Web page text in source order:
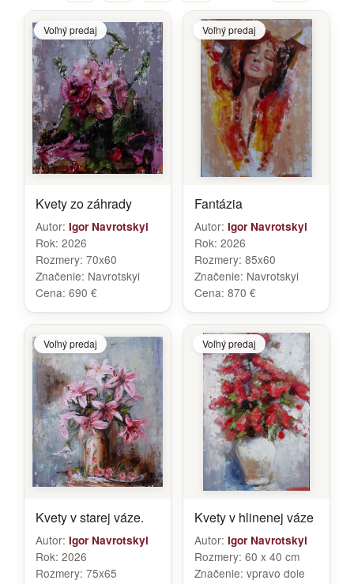
Voľný predaj
Kvety zo záhrady
Autor: Igor Navrotskyi
Rok: 2026
Rozmery: 70x60
Značenie: Navrotskyi
Cena: 690 €
Voľný predaj
Fantázia
Autor: Igor Navrotskyi
Rok: 2026
Rozmery: 85x60
Značenie: Navrotskyi
Cena: 870 €
Voľný predaj
Kvety v starej váze.
Autor: Igor Navrotskyi
Rok: 2026
Rozmery: 75x65
Voľný predaj
Kvety v hlinenej váze
Autor: Igor Navrotskyi
Rozmery: 60 x 40 cm
Značenie: vpravo dole